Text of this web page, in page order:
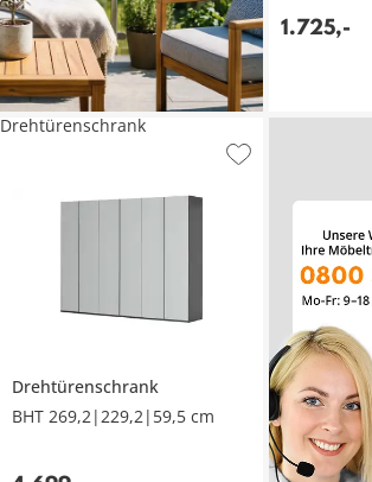
1.725,-
Drehtürenschrank
BHT 269,2|229,2|59,5 cm
Drehtürenschrank